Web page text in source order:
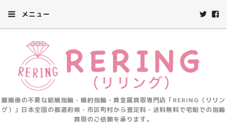
メニュー
離婚後の不要な結婚指輪・婚約指輪・貴金属買取専門店「RERING（リリン
グ）」日本全国の都道府県・市区町村から査定料・送料無料で宅配での指輪
買取のご依頼を承ります。